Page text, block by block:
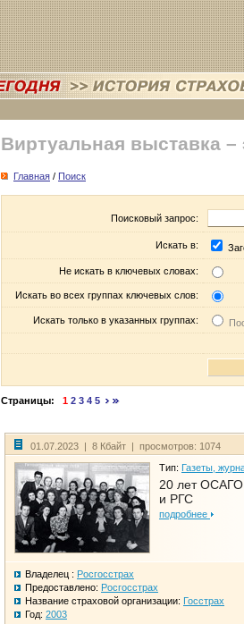
Виртуальная выставка –
Главная / Поиск
Поисковый запрос:
Искать в:
Не искать в ключевых словах:
Искать во всех группах ключевых слов:
Искать только в указанных группах:
Страницы: 1 2 3 4 5
01.07.2023 | 8 Кбайт | просмотров: 1074
Тип: Газеты,
20 лет
и РГС
подробнее
Владелец : Росгосстрах
Предоставлено: Росгосстрах
Название страховой организации: Госстрах
Год: 2003